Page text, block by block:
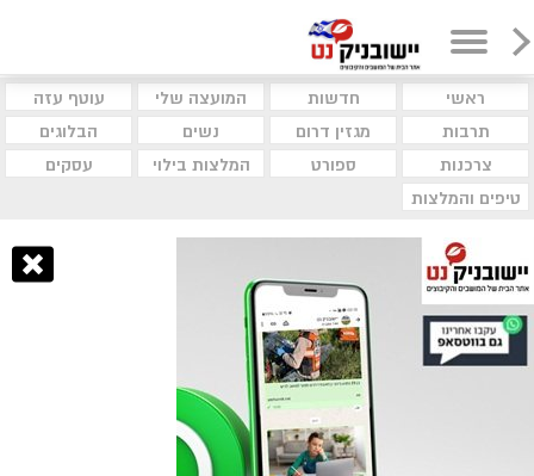
ראשי חדשות המועצה שלי
עוטף עזה
תרבות
מגזין דרום נשים
הבלוגים
צרכנות
ספורט המלצות בילוי
עסקים
טיפים והמלצות